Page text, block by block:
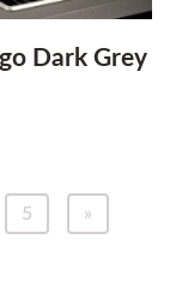
Dark Grey
5 »